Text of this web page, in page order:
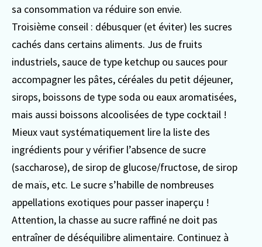
sa consommation va réduire son envie.
Troisième conseil : débusquer (et éviter) les sucres
cachés dans certains aliments. Jus de fruits
industriels, sauce de type ketchup ou sauces pour
accompagner les pâtes, céréales du petit déjeuner,
sirops, boissons de type soda ou eaux aromatisées,
mais aussi boissons alcoolisées de type cocktail !
Mieux vaut systématiquement lire la liste des
ingrédients pour y vérifier l’absence de sucre
(saccharose), de sirop de glucose/fructose, de sirop
de maïs, etc. Le sucre s’habille de nombreuses
appellations exotiques pour passer inaperçu !
Attention, la chasse au sucre raffiné ne doit pas
entraîner de déséquilibre alimentaire. Continuez à